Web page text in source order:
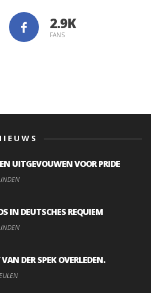
FANS
UITGEVOUWEN VOOR PRIDE
IN DEUTSCHES REQUIEM
DER SPEK OVERLEDEN.